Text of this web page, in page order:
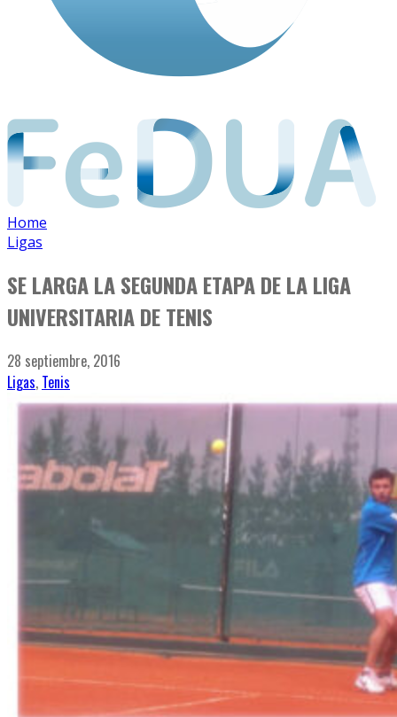
Home
Ligas
SE LARGA LA SEGUNDA ETAPA DE LA LIGA
UNIVERSITARIA DE TENIS
28 septiembre, 2016
Ligas, Tenis